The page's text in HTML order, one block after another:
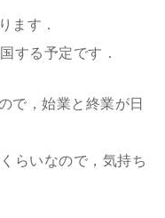
ます．
する予定です．
で，始業と終業が日
らいなので，気持ち